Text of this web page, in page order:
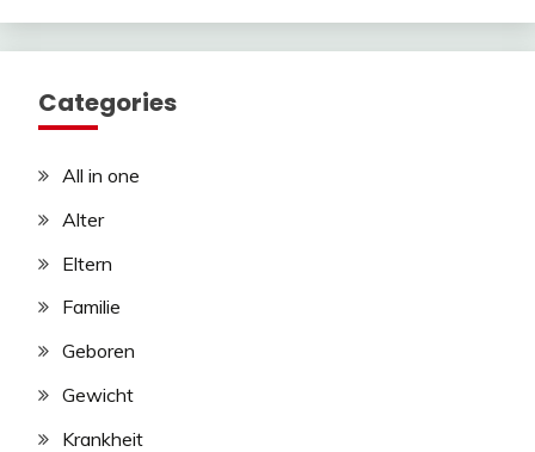
Categories
All in one
Alter
Eltern
Familie
Geboren
Gewicht
Krankheit